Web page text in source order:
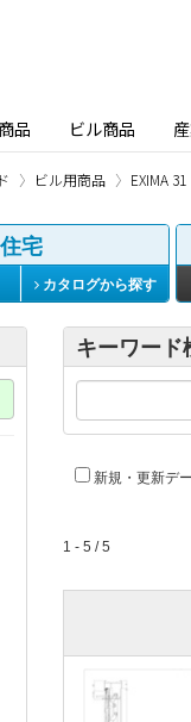
品 ビル商品
ビル用商品 EXIMA
住宅
カタログから探す
キーワード
新規・更新デ
1 - 5 / 5